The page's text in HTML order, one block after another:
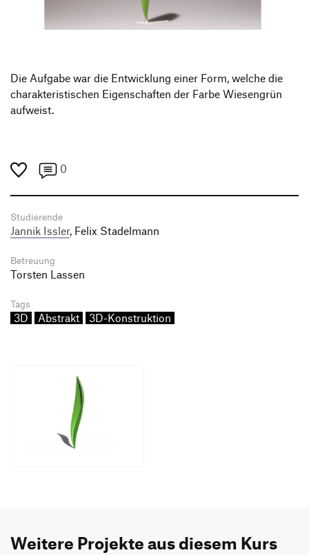
Strategische Gestaltung M.A.
Die Aufgabe war die Entwicklung einer Form, welche die
charakteristischen Eigenschaften der Farbe Wiesengrün
aufweist.
0
Studierende
Jannik Issler, Felix Stadelmann
Betreuung
Torsten Lassen
Tags
3D Abstrakt 3D-Konstruktion
Weitere Projekte aus diesem Kurs